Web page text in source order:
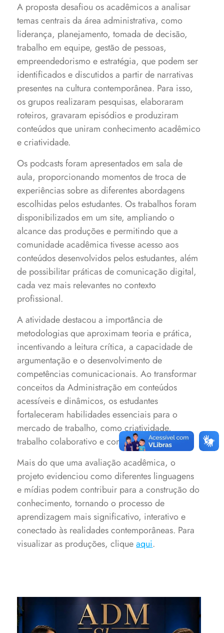
A proposta desafiou os acadêmicos a analisar
temas centrais da área administrativa, como
liderança, planejamento, tomada de decisão,
trabalho em equipe, gestão de pessoas,
empreendedorismo e estratégia, que podem ser
identificados e discutidos a partir de narrativas
presentes na cultura contemporânea. Para isso,
os grupos realizaram pesquisas, elaboraram
roteiros, gravaram episódios e produziram
conteúdos que uniram conhecimento acadêmico
e criatividade.
Os podcasts foram apresentados em sala de
aula, proporcionando momentos de troca de
experiências sobre as diferentes abordagens
escolhidas pelos estudantes. Os trabalhos foram
disponibilizados em um site, ampliando o
alcance das produções e permitindo que a
comunidade acadêmica tivesse acesso aos
conteúdos desenvolvidos pelos estudantes, além
de possibilitar práticas de comunicação digital,
cada vez mais relevantes no contexto
profissional.
A atividade destacou a importância de
metodologias que aproximam teoria e prática,
incentivando a leitura crítica, a capacidade de
argumentação e o desenvolvimento de
competências comunicacionais. Ao transformar
conceitos da Administração em conteúdos
acessíveis e dinâmicos, os estudantes
fortaleceram habilidades essenciais para o
mercado de trabalho, como criatividade,
trabalho colaborativo e comunicação eficaz.
Mais do que uma avaliação acadêmica, o
projeto evidenciou como diferentes linguagens
e mídias podem contribuir para a construção do
conhecimento, tornando o processo de
aprendizagem mais significativo, interativo e
conectado às realidades contemporâneas. Para
visualizar as produções, cliqueaqui.